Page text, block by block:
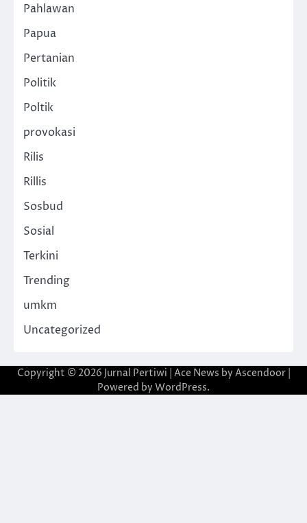
Pahlawan
Papua
Pertanian
Politik
Poltik
provokasi
Rilis
Rillis
Sosbud
Sosial
Terkini
Trending
umkm
Uncategorized
Copyright © 2026 Jurnal Pertiwi | Ace News by Ascendoor|
Powered by WordPress.